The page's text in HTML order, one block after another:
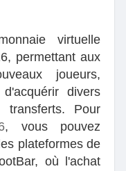
virtuelle
permettant aux
joueurs,
divers
Pour
, vous pouvez
plateformes de
où l'achat